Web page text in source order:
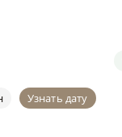
Узнать дату